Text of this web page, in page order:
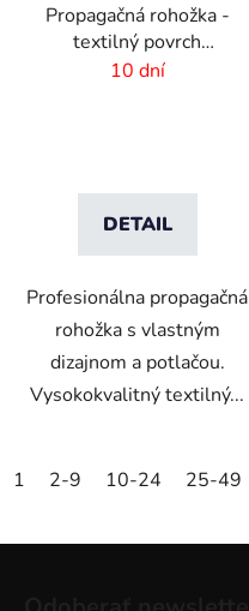
Propagačná rohožka -
textilný povrch
-115x180 cm
10 dní
DETAIL
Profesionálna propagačná
rohožka s vlastným
dizajnom a potlačou.
Vysokokvalitný textilný...
1 2-9 10-24 25-49